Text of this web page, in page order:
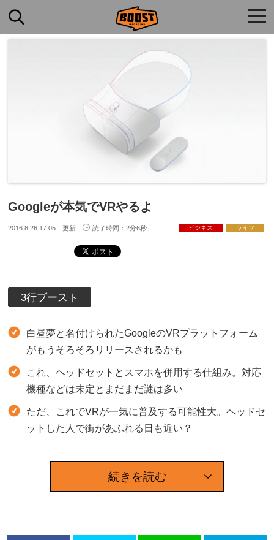
Googleが本気でVRやるよ
2016.8.26 17:05 更新 読了時間：2分6秒 ビジネス ライフ
3行ブースト
白昼夢と名付けられたGoogleのVRプラットフォーム
がもうそろそろリリースされるかも
これ、ヘッドセットとスマホを併用する仕組み。対応
機種などは未定とまだまだ謎は多い
ただ、これでVRが一気に普及する可能性大。ヘッドセ
ットした人で街があふれる日も近い？
続きを読む